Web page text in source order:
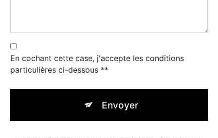
En cochant cette case, j'accepte les conditions
particulières ci-dessous **
Envoyer